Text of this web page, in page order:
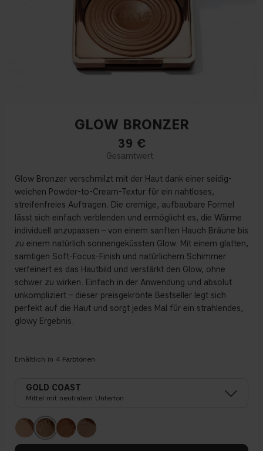
GLOW BRONZER
39 €
Glow Bronzer verschmilzt mit der Haut dank einer seidig-
weichen Powder-to-Cream-Textur für ein nahtloses,
streifenfreies Auftragen. Die cremige, aufbaubare Formel
lässt sich einfach verblenden und ermöglicht es, die Wärme
individuell anzupassen – von einem sanften Hauch Bräune bis
zu einem natürlich sonnengeküssten Glow. Mit einem glatten,
samtigen Soft-Focus-Finish und natürlichem Schimmer
verfeinert es das Hautbild und verstärkt den Glow, ohne
schwer zu wirken. Einfach in der Anwendung und absolut
unkompliziert – dieser preisgekrönte Bestseller legt sich
perfekt auf die Haut und sorgt jedes Mal für ein strahlendes,
glowy Ergebnis.
Erhältlich in 4 Farbtönen
GOLD COAST
Mittel mit neutralem Unterton